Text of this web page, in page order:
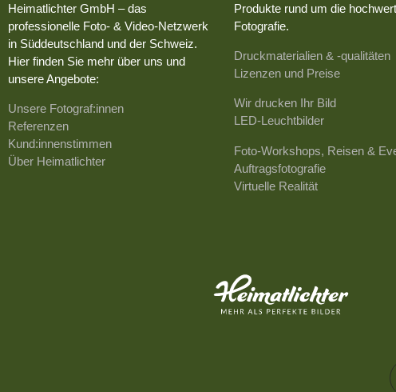
Heimatlichter GmbH – das
professionelle Foto- & Video-Netzwerk
in Süddeutschland und der Schweiz.
Hier finden Sie mehr über uns und
unsere Angebote:
Unsere Fotograf:innen
Referenzen
Kund:innenstimmen
Über Heimatlichter
Produkte rund um die
Fotografie.
Druckmaterialien & -qualitäten
Lizenzen und Preise
Wir drucken Ihr Bild
LED-Leuchtbilder
Foto-Workshops, Reisen &
Auftragsfotografie
Virtuelle Realität